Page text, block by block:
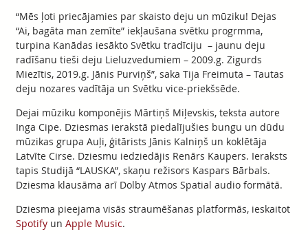
“Mēs ļoti priecājamies par skaisto deju un mūziku! Dejas
“Ai, bagāta man zemīte” iekļaušana svētku progrmma,
turpina Kanādas iesākto Svētku tradīciju – jaunu deju
radīšanu tieši deju Lieluzvedumiem – 2009.g. Zigurds
Miezītis, 2019.g. Jānis Purviņš”, saka Tija Freimuta – Tautas
deju nozares vadītāja un Svētku vice-priekšsēde.
Dejai mūziku komponējis Mārtiņš Miļevskis, teksta autore
Inga Cipe. Dziesmas ierakstā piedalījušies bungu un dūdu
mūzikas grupa Auļi, ģitārists Jānis Kalniņš un koklētāja
Latvīte Cirse. Dziesmu iedziedājis Renārs Kaupers. Ieraksts
tapis Studijā “LAUSKA”, skaņu režisors Kaspars Bārbals.
Dziesma klausāma arī Dolby Atmos Spatial audio formātā.
Dziesma pieejama visās straumēšanas platformās, ieskaitot
Spotifyun Apple Music.